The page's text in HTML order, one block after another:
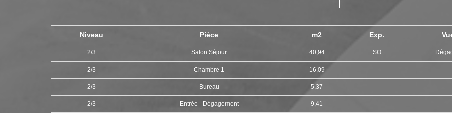
Niveau Pièce m2 Exp.
2/3 Salon Séjour 40,94 SO
2/3 Chambre 1 16,09
2/3 Bureau 5,37
2/3 Entrée - Dégagement 9,41